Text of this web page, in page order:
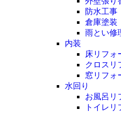
防水工事
倉庫塗装
雨とい修
内装
床リフォ
クロスリ
窓リフォ
水回り
お風呂リ
トイレリ